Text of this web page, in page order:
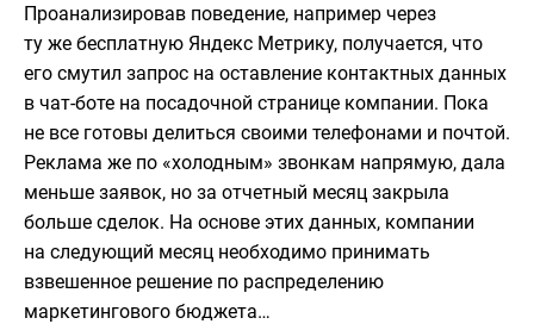
Проанализировав поведение, например через
ту же бесплатную Яндекс Метрику, получается, что
его смутил запрос на оставление контактных данных
в чат-боте на посадочной странице компании. Пока
не все готовы делиться своими телефонами и почтой.
Реклама же по «холодным» звонкам напрямую, дала
меньше заявок, но за отчетный месяц закрыла
больше сделок. На основе этих данных, компании
на следующий месяц необходимо принимать
взвешенное решение по распределению
маркетингового бюджета…